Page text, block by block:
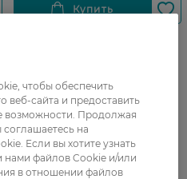
чтобы обеспечить
веб-сайта и предоставить
возможности. Продолжая
соглашаетесь на
Если вы хотите узнать
файлов Cookie и/или
в отношении файлов